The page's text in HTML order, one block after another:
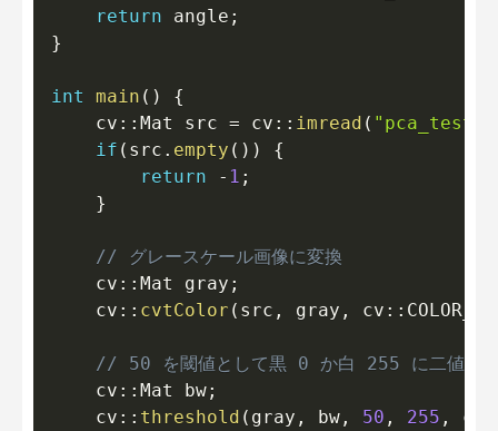
return angle ;
}
int main ( )
{
    cv
:: Mat src = cv :: imread (
if ( src . empty ( ) )
{
return
- 1 ;
}
// グレースケール画像に変換
    cv
:: Mat gray ;
    cv
:: cvtColor ( src , gray , cv ::
// 50 を閾値として黒 0 か白 255 に二値化し
    cv
:: Mat bw;
    cv
:: threshold ( gray , bw , 50 , 255 , cv